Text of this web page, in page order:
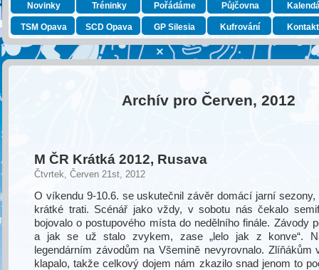
Novinky Tréninky Pořádáme Půjčovna
TSM Opava SCD Opava GP Silesia Kufrování
Archív pro Červen, 2012
M ČR Krátká 2012, Rusava
Čtvrtek, Červen 21st, 2012
O víkendu 9-10.6. se uskutečnil závěr domácí jarní
krátké trati. Scénář jako vždy, v sobotu nás čekalo
bojovalo o postupového místa do nedělního finále. Závody
a jak se už stalo zvykem, zase „lelo jak z konve“.
legendárním závodům na Všemině nevyrovnalo. Zlíňákům
klapalo, takže celkový dojem nám zkazilo snad jenom to